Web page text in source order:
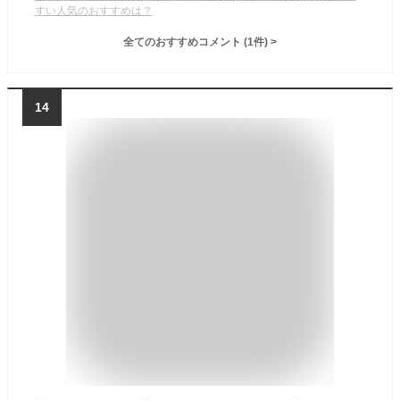
すい人気のおすすめは？
全てのおすすめコメント (1件) >
14